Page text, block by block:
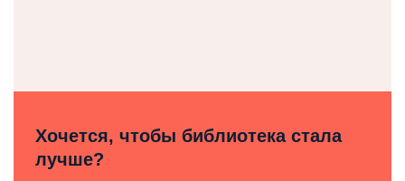
Хочется, чтобы библиотека стала
лучше?